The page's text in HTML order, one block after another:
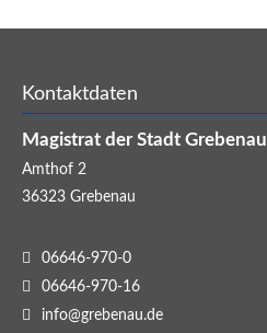
Kontaktdaten
Magistrat der Stadt Grebenau
Amthof 2
36323 Grebenau
06646-970-0
06646-970-16
info@grebenau.de